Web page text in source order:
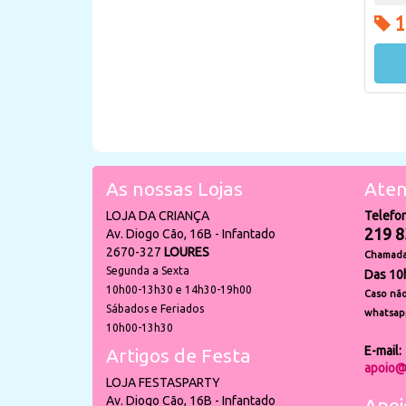
As nossas Lojas
LOJA DA CRIANÇA
Av. Diogo Cão, 16B - Infantado
2670-327 LOURES
Segunda a Sexta
10h00-13h30 e 14h30-19h00
Sábados e Feriados
10h00-13h30
Artigos de Festa
LOJA FESTASPARTY
Av. Diogo Cão, 16B - Infantado
219
Das
Caso
E-mail: